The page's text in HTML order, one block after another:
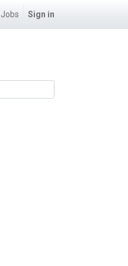
Jobs Sign in